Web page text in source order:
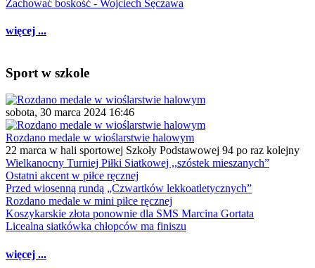
Zachować boskość - Wojciech Sęczawa
więcej ...
Sport w szkole
sobota, 30 marca 2024 16:46
Rozdano medale w wioślarstwie halowym
22 marca w hali sportowej Szkoły Podstawowej 94 po raz kolejny
Wielkanocny Turniej Piłki Siatkowej ,,szóstek mieszanych”
Ostatni akcent w piłce ręcznej
Przed wiosenną rundą „Czwartków lekkoatletycznych”
Rozdano medale w mini piłce ręcznej
Koszykarskie złota ponownie dla SMS Marcina Gortata
Licealna siatkówka chłopców ma finiszu
więcej ...